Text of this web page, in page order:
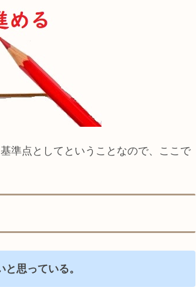
準点としてということなので、ここで
思っている。